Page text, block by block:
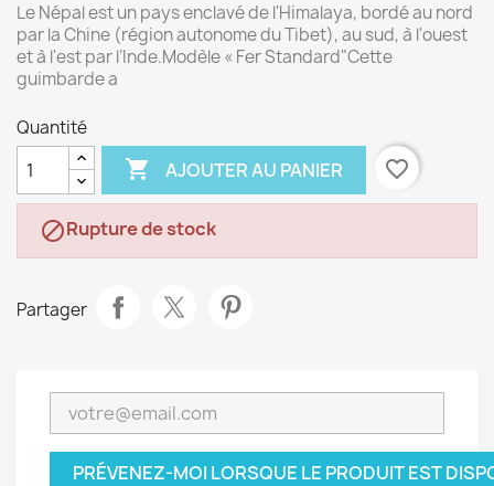
Le Népal est un pays enclavé de l'Himalaya, bordé au nord
par la Chine (région autonome du Tibet), au sud, à l'ouest
et à l'est par l’Inde.Modèle « Fer Standard"Cette
guimbarde a
Quantité
 AJOUTER AU PANIER favorite_border
Rupture de stock
Partager
PRÉVENEZ-MOI LORSQUE LE PRODUIT EST